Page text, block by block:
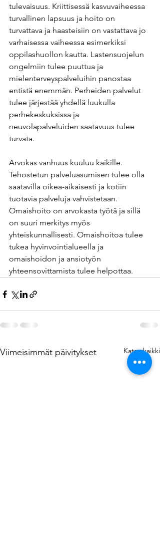
tulevaisuus. Kriittisessä kasvuvaiheessa
turvallinen lapsuus ja hoito on
turvattava ja haasteisiin on vastattava jo
varhaisessa vaiheessa esimerkiksi
oppilashuollon kautta. Lastensuojelun
ongelmiin tulee puuttua ja
mielenterveyspalveluihin panostaa
entistä enemmän. Perheiden palvelut
tulee järjestää yhdellä luukulla
perhekeskuksissa ja
neuvolapalveluiden saatavuus tulee
turvata.
Arvokas vanhuus kuuluu kaikille.
Tehostetun palveluasumisen tulee olla
saatavilla oikea-aikaisesti ja kotiin
tuotavia palveluja vahvistetaan.
Omaishoito on arvokasta työtä ja sillä
on suuri merkitys myös
yhteiskunnallisesti. Omaishoitoa tulee
tukea hyvinvointialueella ja
omaishoidon ja ansiotyön
yhteensovittamista tulee helpottaa.
Viimeisimmät päivitykset Katso kaikki